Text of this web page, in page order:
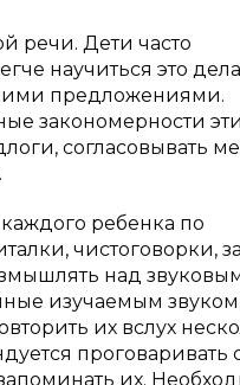
речи. Дети часто
научиться это
предложениями.
закономерности
согласовывать
ребенка по
чистоговорки,
над
изучаемым
их вслух
проговаривать
их.